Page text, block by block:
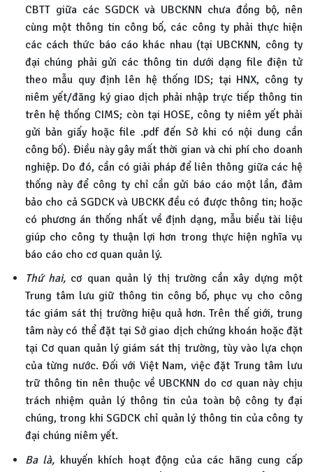
CBTT giữa các SGDCK và UBCKNN chưa đồng bộ, nên
cùng một thông tin công bố, các công ty phải thực hiện
các cách thức báo cáo khác nhau (tại UBCKNN, công ty
đại chúng phải gửi các thông tin dưới dạng file điện tử
theo mẫu quy định lên hệ thống IDS; tại HNX, công ty
niêm yết/đăng ký giao dịch phải nhập trực tiếp thông tin
trên hệ thống CIMS; còn tại HOSE, công ty niêm yết phải
gửi bản giấy hoặc file .pdf đến Sở khi có nội dung cần
công bố). Điều này gây mất thời gian và chi phí cho doanh
nghiệp. Do đó, cần có giải pháp để liên thông giữa các hệ
thống này để công ty chỉ cần gửi báo cáo một lần, đảm
bảo cho cả SGDCK và UBCKK đều có được thông tin; hoặc
có phương án thống nhất về định dạng, mẫu biểu tài liệu
giúp cho công ty thuận lợi hơn trong thực hiện nghĩa vụ
báo cáo cho cơ quan quản lý.
Thứ hai, cơ quan quản lý thị trường cần xây dựng một
Trung tâm lưu giữ thông tin công bố, phục vụ cho công
tác giám sát thị trường hiệu quả hơn. Trên thế giới, trung
tâm này có thể đặt tại Sở giao dịch chứng khoán hoặc đặt
tại Cơ quan quản lý giám sát thị trường, tùy vào lựa chọn
của từng nước. Đối với Việt Nam, việc đặt Trung tâm lưu
trữ thông tin nên thuộc về UBCKNN do cơ quan này chịu
trách nhiệm quản lý thông tin của toàn bộ công ty đại
chúng, trong khi SGDCK chỉ quản lý thông tin của công ty
đại chúng niêm yết.
Ba là, khuyến khích hoạt động của các hãng cung cấp